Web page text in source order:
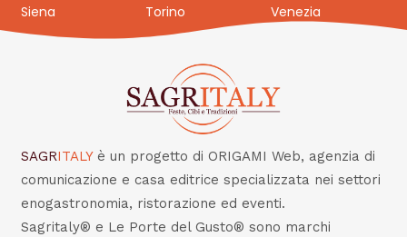
Siena
Torino Venezia
SAGRITALY è un progetto di ORIGAMI Web, agenzia di
comunicazione e casa editrice specializzata nei settori
enogastronomia, ristorazione ed eventi.
Sagritaly® e Le Porte del Gusto® sono marchi